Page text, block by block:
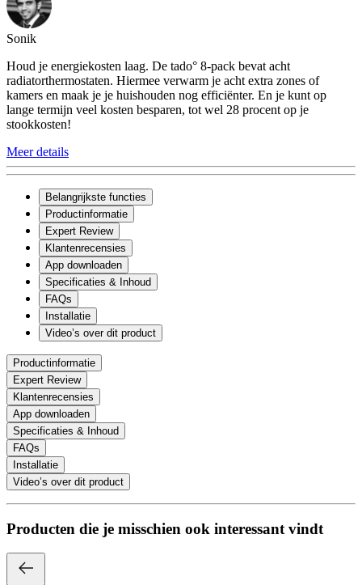
Sonik
Houd je energiekosten laag. De tado° 8-pack bevat acht
radiatorthermostaten. Hiermee verwarm je acht extra zones of
kamers en maak je je huishouden nog efficiënter. En je kunt op
lange termijn veel kosten besparen, tot wel 28 procent op je
stookkosten!
Meer details
Belangrijkste functies
Productinformatie
Expert Review
Klantenrecensies
App downloaden
Specificaties & Inhoud
FAQs
Installatie
Video’s over dit product
Productinformatie
Expert Review
Klantenrecensies
App downloaden
Specificaties & Inhoud
FAQs
Installatie
Video’s over dit product
Producten die je misschien ook interessant vindt